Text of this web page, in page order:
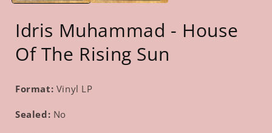
Idris Muhammad - House
Of The Rising Sun
Format: Vinyl LP
Sealed: No